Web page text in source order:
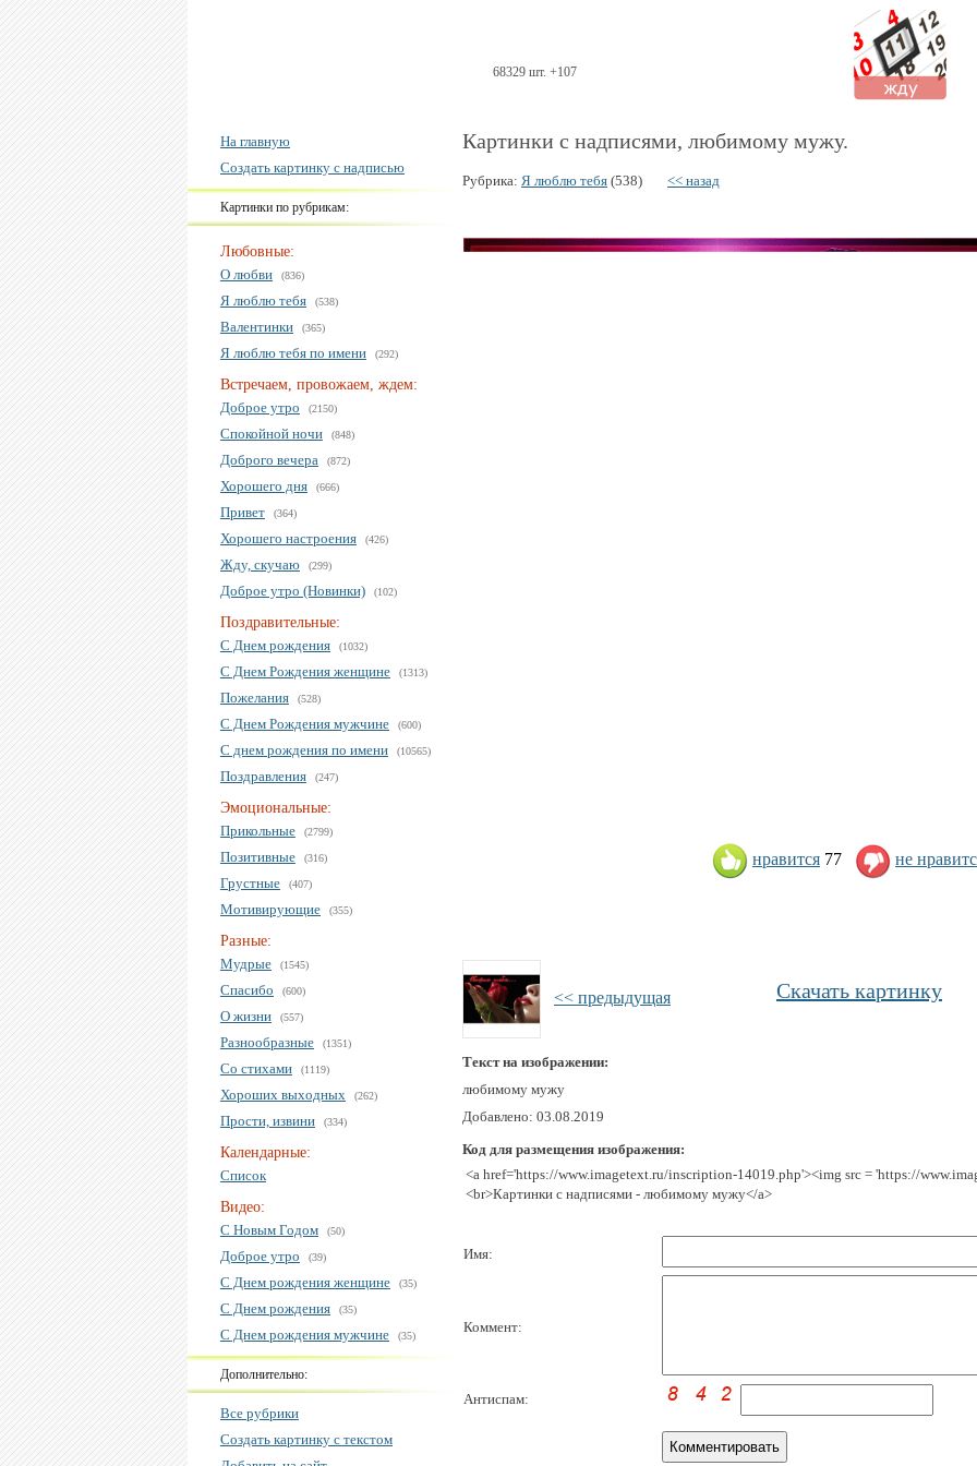
68329 шт. +107
На главную
Создать картинку с надписью
Картинки по рубрикам:
Любовные:
О любви
(836)
Я люблю тебя (538)
Валентинки (365)
Я люблю тебя по имени (292)
Встречаем, провожаем, ждем:
Доброе утро
(2150)
Спокойной ночи (848)
Доброго вечера (872)
Хорошего дня (666)
Привет (364)
Хорошего настроения (426)
Жду, скучаю (299)
Доброе утро (Новинки) (102)
Поздравительные:
С Днем рождения
(1032)
С Днем Рождения женщине (1313)
Пожелания (528)
С Днем Рождения мужчине (600)
С днем рождения по имени (10565)
Поздравления (247)
Эмоциональные:
Прикольные
(2799)
Позитивные (316)
Грустные (407)
Мотивирующие (355)
Разные:
Мудрые
(1545)
Спасибо (600)
О жизни (557)
Разнообразные (1351)
Со стихами (1119)
Хороших выходных (262)
Прости, извини (334)
Календарные:
Список
Видео:
С Новым Годом
(50)
Доброе утро (39)
С Днем рождения женщине (35)
С Днем рождения (35)
С Днем рождения мужчине (35)
Дополнительно:
Все рубрики
Создать картинку с текстом
Картинки с надписями, любимому мужу.
Рубрика: Я люблю тебя (538) << назад
нравится 77 не
<< предыдущая Скачать картинку
Текст на изображении:
любимому мужу
Добавлено: 03.08.2019
Код для размещения изображения:
<a href='https://www.imagetext.ru/inscription-14019.php'><img src = 'https://
<br>Картинки с надписями - любимому мужу</a>
Имя:
Коммент:
Антиспам: